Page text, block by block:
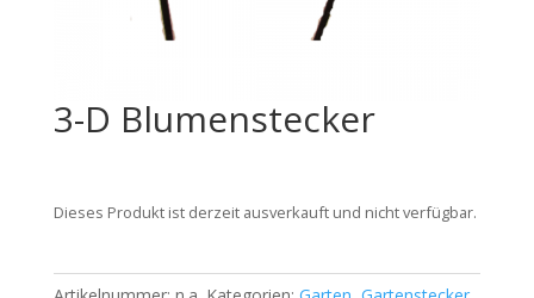
3-D Blumenstecker
Dieses Produkt ist derzeit ausverkauft und nicht verfügbar.